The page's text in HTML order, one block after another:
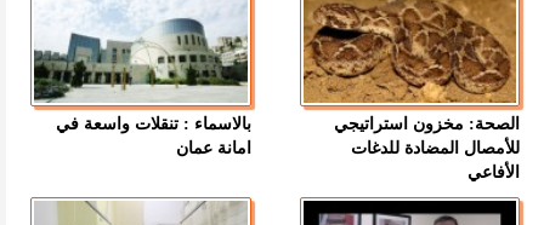
الصحة: مخزون استراتيجي
للأمصال المضادة للدغات
الأفاعي
بالاسماء : تنقلات واسعة في
امانة عمان